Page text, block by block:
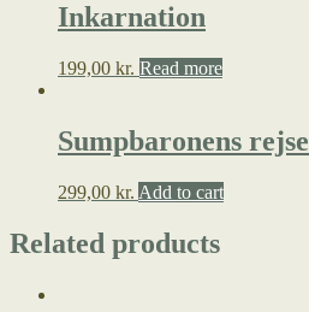
Inkarnation
199,00 kr. Read more
Sumpbaronens rejse
299,00 kr. Add to cart
Related products